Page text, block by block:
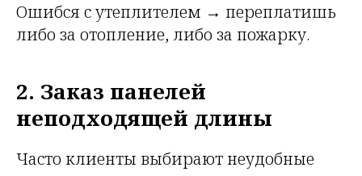
Ошибся с утеплителем → переплатишь
либо за отопление, либо за пожарку.
2. Заказ панелей
неподходящей длины
Часто клиенты выбирают неудобные